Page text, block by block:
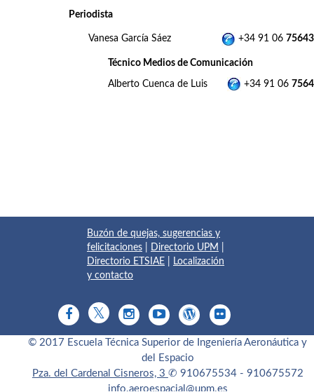
Periodista
Vanesa García Sáez +34 91 06 75643
Técnico Medios de Comunicación
Alberto Cuenca de Luis +34 91 06
Buzón de quejas, sugerencias y
felicitaciones
Directorio UPM
Directorio ETSIAE
Localización
y contacto
© 2017 Escuela Técnica Superior de Ingeniería Aeronáutica y
del Espacio
Pza. del Cardenal Cisneros, 3 ✆ 910675534 - 910675572
info.aeroespacial@upm.es